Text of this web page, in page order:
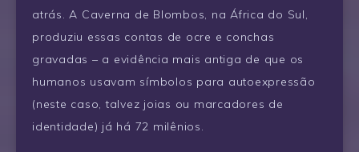
atrás. A Caverna de Blombos, na África do Sul,
produziu essas contas de ocre e conchas
gravadas – a evidência mais antiga de que os
humanos usavam símbolos para autoexpressão
(neste caso, talvez joias ou marcadores de
identidade) já há 72 milênios.